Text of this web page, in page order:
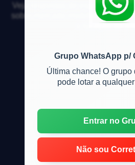
Grupo WhatsApp p/
Última chance! O grupo
pode lotar a
Entrar no
Não sou
Veja respostas de especialistas
sobre mercado imobiliário,
e locação de